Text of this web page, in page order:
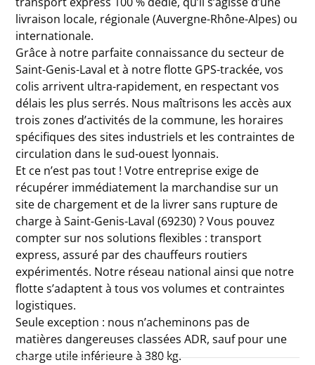
livraison locale, régionale (Auvergne-Rhône-Alpes) ou
internationale.
Grâce à notre parfaite connaissance du secteur de
Saint-Genis-Laval et à notre flotte GPS-trackée, vos
colis arrivent ultra-rapidement, en respectant vos
délais les plus serrés. Nous maîtrisons les accès aux
trois zones d’activités de la commune, les horaires
spécifiques des sites industriels et les contraintes de
circulation dans le sud-ouest lyonnais.
Et ce n’est pas tout ! Votre entreprise exige de
récupérer immédiatement la marchandise sur un
site de chargement et de la livrer sans rupture de
charge à Saint-Genis-Laval (69230) ? Vous pouvez
compter sur nos solutions flexibles : transport
express, assuré par des chauffeurs routiers
expérimentés. Notre réseau national ainsi que notre
flotte s’adaptent à tous vos volumes et contraintes
logistiques.
Seule exception : nous n’acheminons pas de
matières dangereuses classées ADR, sauf pour une
charge utile inférieure à 380 kg.